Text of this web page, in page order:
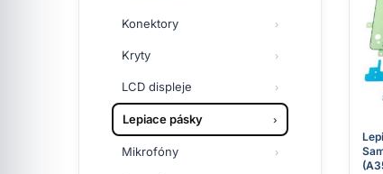
Konektory
Kryty
LCD displeje
Lepiace pásky
Mikrofóny